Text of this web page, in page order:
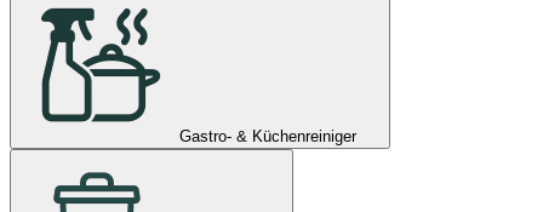
Gastro- & Küchenreiniger